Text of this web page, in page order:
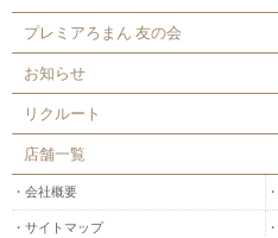
プレミアろまん 友の会
お知らせ
リクルート
店舗一覧
会社概要
サイトマップ